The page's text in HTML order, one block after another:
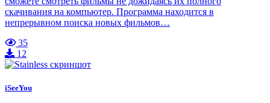
скачивания на компьютер. Программа находится в
непрерывном поиска новых фильмов…
35
12
iSeeYou